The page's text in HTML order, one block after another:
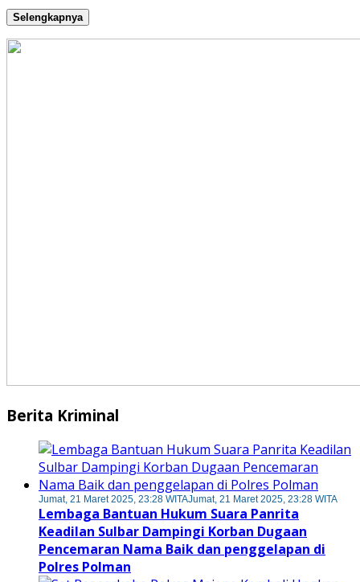
Selengkapnya
Berita Kriminal
Jumat, 21 Maret 2025, 23:28 WITAJumat, 21 Maret 2025, 23:28 WITA
Lembaga Bantuan Hukum Suara Panrita
Keadilan Sulbar Dampingi Korban Dugaan
Pencemaran Nama Baik dan penggelapan di
Polres Polman